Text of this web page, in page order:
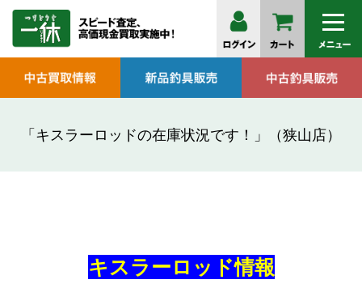
「キスラーロッドの在庫状況です！」（狭山店）
キスラーロッド情報